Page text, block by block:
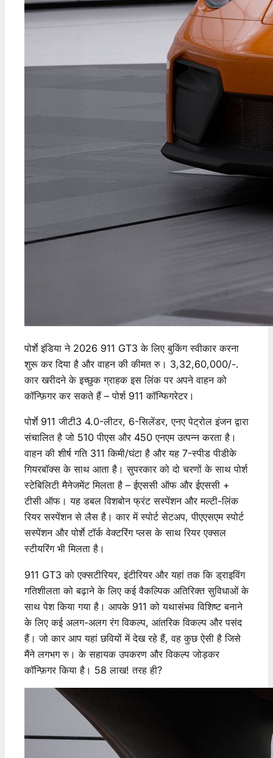
पोर्शे इंडिया ने 2026 911 GT3 के लिए बुकिंग स्वीकार करना
शुरू कर दिया है और वाहन की कीमत रु। 3,32,60,000/-.
कार खरीदने के इच्छुक ग्राहक इस लिंक पर अपने वाहन को
कॉन्फ़िगर कर सकते हैं – पोर्श 911 कॉन्फिगरेटर।
पोर्शे 911 जीटी3 4.0-लीटर, 6-सिलेंडर, एनए पेट्रोल इंजन द्वारा
संचालित है जो 510 पीएस और 450 एनएम उत्पन्न करता है।
वाहन की शीर्ष गति 311 किमी/घंटा है और यह 7-स्पीड पीडीके
गियरबॉक्स के साथ आता है। सुपरकार को दो चरणों के साथ पोर्श
स्टेबिलिटी मैनेजमेंट मिलता है – ईएससी ऑफ और ईएससी +
टीसी ऑफ। यह डबल विशबोन फ्रंट सस्पेंशन और मल्टी-लिंक
रियर सस्पेंशन से लैस है। कार में स्पोर्ट सेटअप, पीएएसएम स्पोर्ट
सस्पेंशन और पोर्शे टॉर्क वेक्टरिंग प्लस के साथ रियर एक्सल
स्टीयरिंग भी मिलता है।
911 GT3 को एक्सटीरियर, इंटीरियर और यहां तक ​​कि ड्राइविंग
गतिशीलता को बढ़ाने के लिए कई वैकल्पिक अतिरिक्त सुविधाओं के
साथ पेश किया गया है। आपके 911 को यथासंभव विशिष्ट बनाने
के लिए कई अलग-अलग रंग विकल्प, आंतरिक विकल्प और पसंद
हैं। जो कार आप यहां छवियों में देख रहे हैं, वह कुछ ऐसी है जिसे
मैंने लगभग रु। के सहायक उपकरण और विकल्प जोड़कर
कॉन्फ़िगर किया है। 58 लाख! तरह ही?